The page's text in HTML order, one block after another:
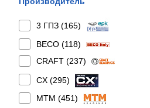
3 ГПЗ (165)
BECO (118)
CRAFT (237)
CX (295)
MTM (451)